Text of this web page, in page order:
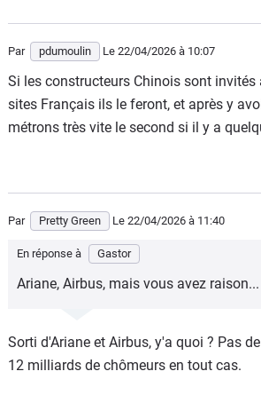
Par pdumoulin Le 22/04/2026 à 10:07
Si les constructeurs Chinois sont
sites Français ils le feront, et après y
métrons très vite le second si il y a
Par Pretty Green Le 22/04/2026 à 11:40
En réponse à Gastor
Ariane, Airbus, mais vous avez
Sorti d'Ariane et Airbus, y'a quoi ? Pas
12 milliards de chômeurs en tout cas.